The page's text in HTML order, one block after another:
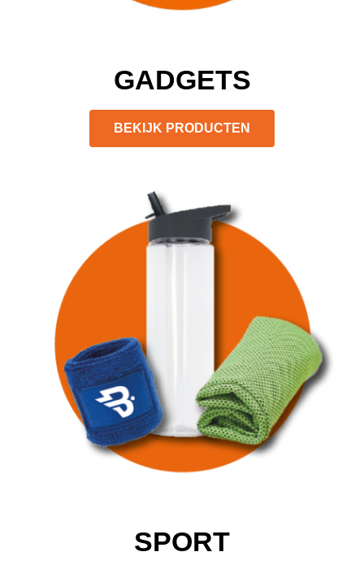
GADGETS
BEKIJK PRODUCTEN
SPORT